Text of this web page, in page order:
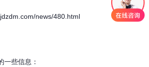
news/480.html
一些信息：